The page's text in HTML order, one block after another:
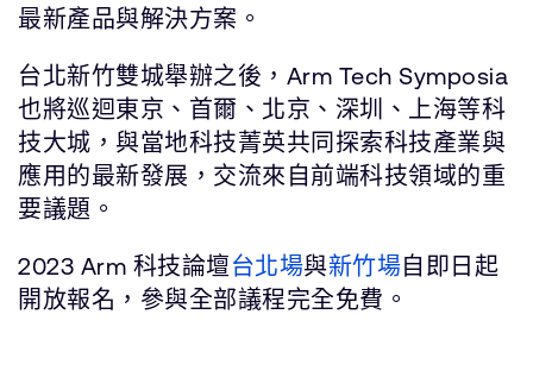
最新產品與解決方案。
台北新竹雙城舉辦之後，Arm Tech Symposia
也將巡迴東京、首爾、北京、深圳、上海等科
技大城，與當地科技菁英共同探索科技產業與
應用的最新發展，交流來自前端科技領域的重
要議題。
2023 Arm 科技論壇台北場與新竹場自即日起
開放報名，參與全部議程完全免費。